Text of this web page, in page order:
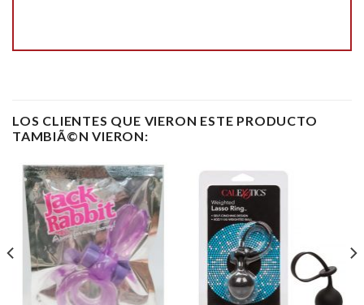
LOS CLIENTES QUE VIERON ESTE PRODUCTO
TAMBIÃ©N VIERON: